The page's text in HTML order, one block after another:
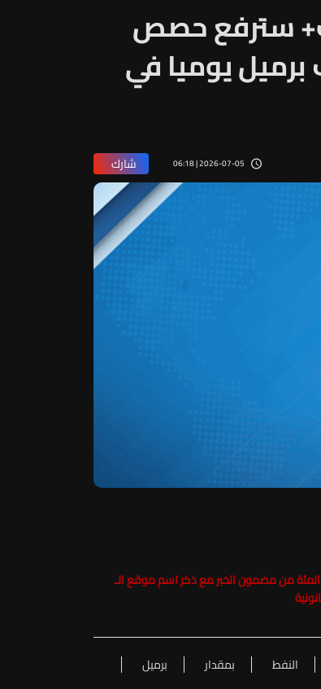
سترفع حصص
بمقدار 188 ألف برميل يوميا في
2026-07-05 | 06:18 شارك
حقوق الملكية الفكرية يرجى عدم نسخ ما يزيد عن 20 في المئة من مضمون الخبر مع ذكر اسم موقع الـ
النفط بمقدار
برميل